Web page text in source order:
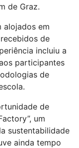
de Graz.
alojados em
de
incluiu a
participantes
de
de
um
sustentabilidade
ainda tempo